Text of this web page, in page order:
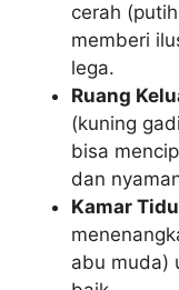
cerah
memberi
lega.
Ruang
(kuning
bisa
dan
Kamar
abu muda)